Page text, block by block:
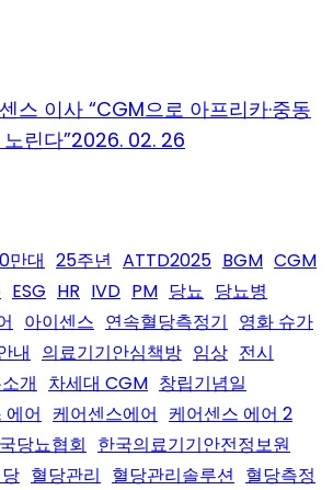
스 이사 “CGM으로 아프리카·중동
린다”2026. 02. 26
만대 25주년 ATTD2025 BGM CGM
ESG HR IVD PM 당뇨 당뇨병
아이센스 연속혈당측정기 영화 슈가
내 의료기기안심책방 임상 전시
개 차세대 CGM 창립기념일
에어 케어센스에어 케어센스 에어 2
당뇨협회 한국의료기기안전정보원
혈당관리 혈당관리솔루션 혈당측정